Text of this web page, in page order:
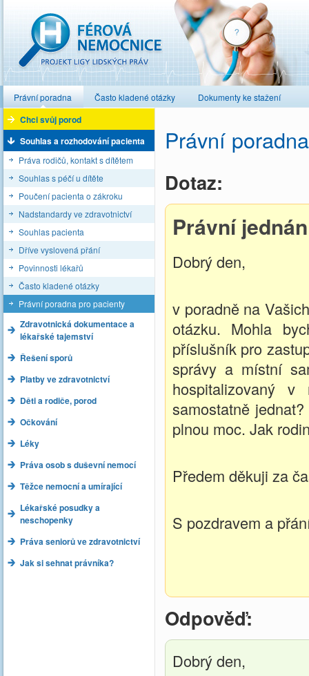
Právní poradna Často kladené otázky Dokumenty ke stažení
Chci svůj porod
Souhlas a rozhodování pacienta
Práva rodičů, kontakt s dítětem
Souhlas s péčí u dítěte
Poučení pacienta o zákroku
Nadstandardy ve zdravotnictví
Souhlas pacienta
Dříve vyslovená přání
Povinnosti lékařů
Často kladené otázky
Právní poradna pro pacienty
Zdravotnická dokumentace a
lékařské tajemství
Řešení sporů
Platby ve zdravotnictví
Děti a rodiče, porod
Očkování
Léky
Práva osob s duševní nemocí
Těžce nemocní a umírající
Lékařské posudky a
neschopenky
Práva seniorů ve zdravotnictví
Jak si sehnat právníka?
Právní
Dotaz:
Právní
Dobrý den,
v poradně na
otázku. Mohla
příslušník pro
správy a místní
hospitalizovaný
samostatně
plnou moc. Jak
Předem děkuji za
S pozdravem a
Odpověď:
Dobrý den,